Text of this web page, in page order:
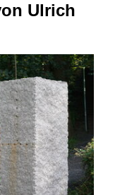
Ulrich